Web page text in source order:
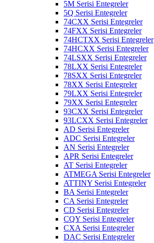
5M Serisi Entegreler
5Q Serisi Entegreler
74CXX Serisi Entegreler
74FXX Serisi Entegreler
74HCTXX Serisi Entegreler
74HCXX Serisi Entegreler
74LSXX Serisi Entegreler
78LXX Serisi Entegreler
78SXX Serisi Entegreler
78XX Serisi Entegreler
79LXX Serisi Entegreler
79XX Serisi Entegreler
93CXX Serisi Entegreler
93LCXX Serisi Entegreler
AD Serisi Entegreler
ADC Serisi Entegreler
AN Serisi Entegreler
APR Serisi Entegreler
AT Serisi Entegreler
ATMEGA Serisi Entegreler
ATTINY Serisi Entegreler
BA Serisi Entegreler
CA Serisi Entegreler
CD Serisi Entegreler
CQY Serisi Entegreler
CXA Serisi Entegreler
DAC Serisi Entegreler